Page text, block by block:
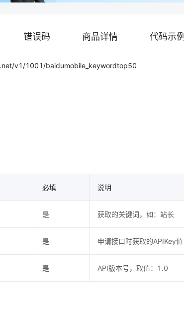
错误码 商品详情 代码示例
v1/1001/baidumobile_keywordtop50
必填 说明
是 获取的关键词，如：站长
是 申请接口时获取的APIKey值
是 API版本号，取值：1.0